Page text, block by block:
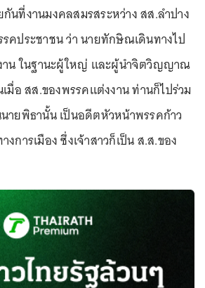
ที่งานมงคลสมรสระหว่าง สส.ลำปาง
คประชาชน ว่า นายทักษิณเดินทางไป
าน ในฐานะผู้ใหญ่ และผู้นำจิตวิญญาณ
มื่อ สส.ของพรรคแต่งงาน ท่านก็ไปร่วม
ายพิธานั้น เป็นอดีตหัวหน้าพรรคก้าว
การเมือง ซึ่งเจ้าสาวก็เป็น ส.ส.ของ